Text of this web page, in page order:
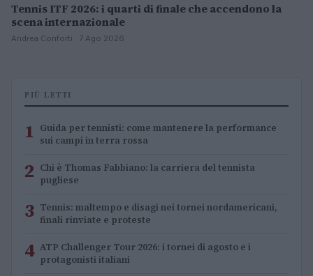
Tennis ITF 2026: i quarti di finale che accendono la
scena internazionale
Andrea Conforti · 7 Ago 2026
PIÙ LETTI
1 Guida per tennisti: come mantenere la performance
sui campi in terra rossa
2 Chi è Thomas Fabbiano: la carriera del tennista
pugliese
3 Tennis: maltempo e disagi nei tornei nordamericani,
finali rinviate e proteste
4 ATP Challenger Tour 2026: i tornei di agosto e i
protagonisti italiani